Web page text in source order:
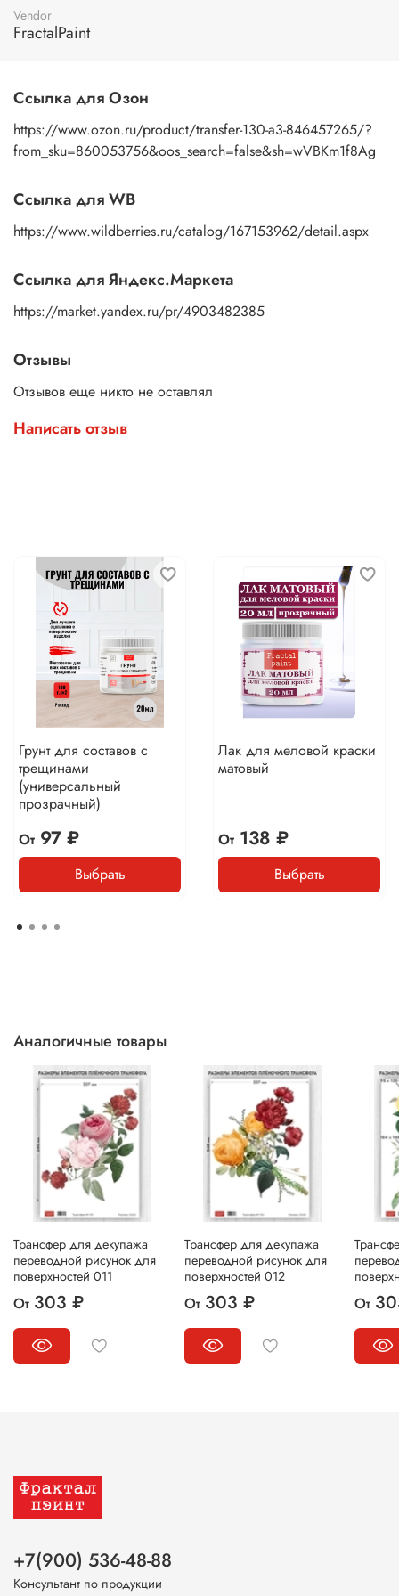
пальцами бумажную основу, сдвигаете ее на себя.
Рисунок остается на изделии. Сразу после нанесения
подойдет акриловый лак на водной основе, матовый,
глянцевый, полуглянцевый.
Vendor
FractalPaint
Ссылка для Озон
https://www.ozon.ru/product/transfer-130-a3-846457265/?
from_sku=860053756&oos_search=false&sh=wVBKm1f8Ag
Ссылка для WB
https://www.wildberries.ru/catalog/167153962/detail.aspx
Ссылка для Яндекс.Маркета
https://market.yandex.ru/pr/4903482385
Отзывы
Отзывов еще никто не оставлял
Написать отзыв
Грунт для составов с
трещинами
(универсальный
прозрачный)
От97 ₽
Выбрать
Лак для меловой краски
матовый
От138 ₽
Выбрать
Аналогичные товары
Трансфер для декупажа
переводной рисунок для
поверхностей 011
От 303 ₽
Трансфер для декупажа
переводной рисунок для
поверхностей 012
От 303 ₽ От
+7(900) 536-48-88
Консультант по продукции